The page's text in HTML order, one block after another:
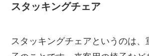
スタッキングチェア
スタッキングチェアというのは